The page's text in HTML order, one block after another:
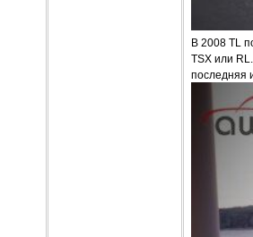
В 2008 TL
TSX или
последняя